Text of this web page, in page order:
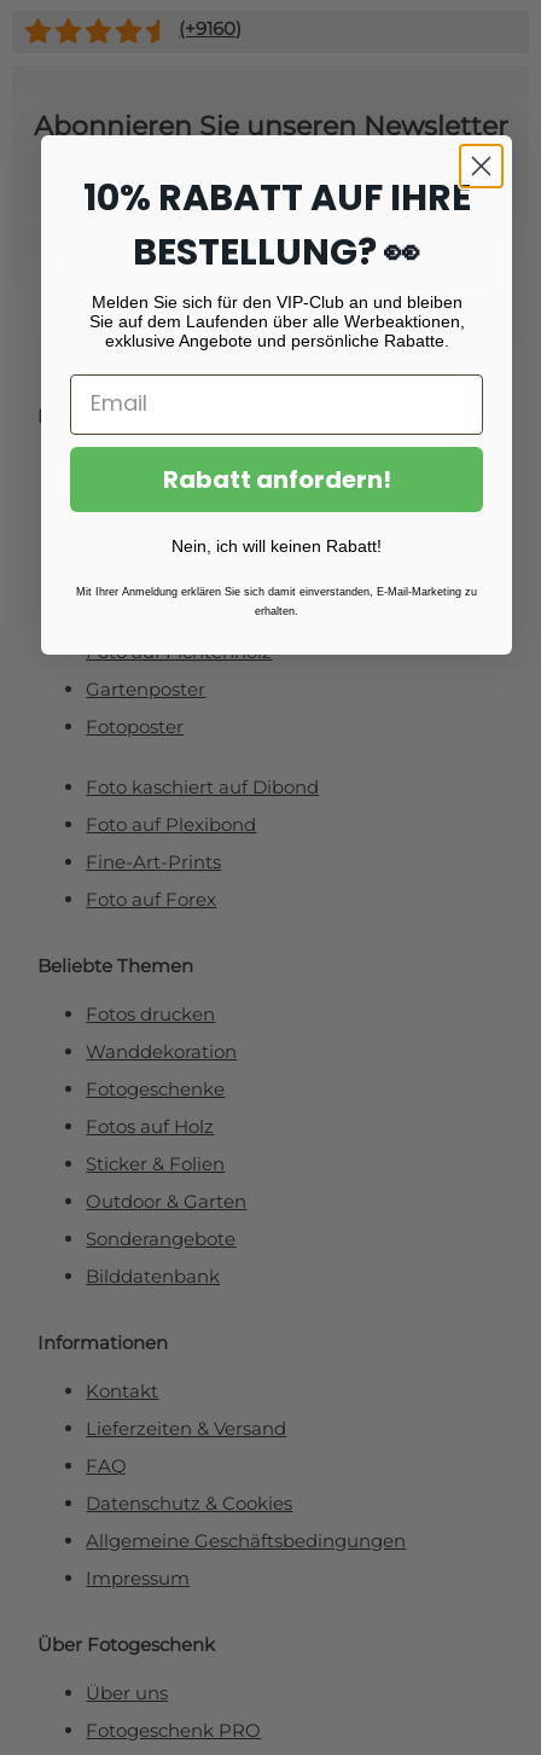
(+9160)
Abonnieren Sie unseren Newsletter
Rabatt von 10 %!
Registrieren
Produkte
Foto auf Plexiglas (Acrylglas)
Foto auf Leinwand
Foto auf Fichtenholz
Gartenposter
Fotoposter
Foto kaschiert auf Dibond
Foto auf Plexibond
Fine-Art-Prints
Foto auf Forex
Beliebte Themen
Fotos drucken
Wanddekoration
Fotogeschenke
Fotos auf Holz
Sticker & Folien
Outdoor & Garten
Sonderangebote
Bilddatenbank
Informationen
Kontakt
Lieferzeiten & Versand
FAQ
Datenschutz & Cookies
Allgemeine Geschäftsbedingungen
Impressum
Über Fotogeschenk
Über uns
Fotogeschenk PRO
10% RABATT AUF IHRE
BESTELLUNG? 👀
Melden Sie sich für den VIP-Club an und bleiben
Sie auf dem Laufenden über alle Werbeaktionen,
exklusive Angebote und persönliche Rabatte.
Rabatt anfordern!
Nein, ich will keinen Rabatt!
Mit Ihrer Anmeldung erklären Sie sich damit einverstanden, E-Mail-Marketing zu
erhalten.